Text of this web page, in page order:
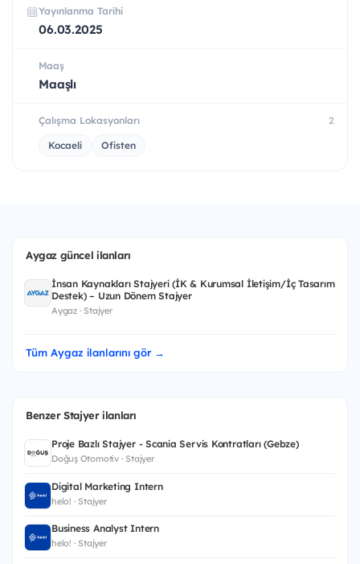
Yayınlanma Tarihi
06.03.2025
Maaş
Maaşlı
Çalışma Lokasyonları 2
Kocaeli Ofisten
Aygaz güncel ilanları
İnsan Kaynakları Stajyeri (İK & Kurumsal İletişim/İç Tasarım
Destek) – Uzun Dönem Stajyer
Aygaz · Stajyer
Tüm Aygaz ilanlarını gör →
Benzer Stajyer ilanları
Proje Bazlı Stajyer - Scania Servis Kontratları (Gebze)
Doğuş Otomotiv · Stajyer
Digital Marketing Intern
helo! · Stajyer
Business Analyst Intern
helo! · Stajyer